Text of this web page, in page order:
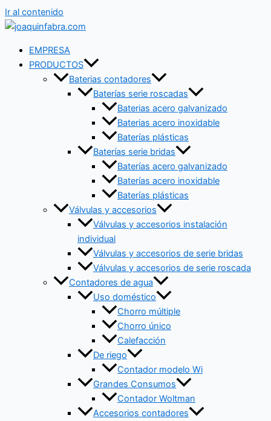
Ir al contenido
EMPRESA
PRODUCTOS
Baterias contadores
Baterías serie roscadas
Baterias acero galvanizado
Baterias acero inoxidable
Baterías plásticas
Baterías serie bridas
Baterías acero galvanizado
Baterías acero inoxidable
Baterías plásticas
Válvulas y accesorios
Válvulas y accesorios instalación
individual
Válvulas y accesorios de serie bridas
Válvulas y accesorios de serie roscada
Contadores de agua
Uso doméstico
Chorro múltiple
Chorro único
Calefacción
De riego
Contador modelo Wi
Grandes Consumos
Contador Woltman
Accesorios contadores